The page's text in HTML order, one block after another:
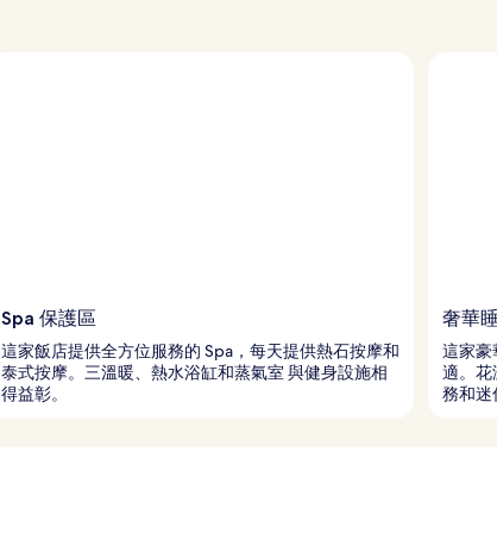
Spa 保護區
這家飯店提供全方位服務的 Spa，每天提供熱石按摩和
泰式按摩。三溫暖、熱水浴缸和蒸氣室 與健身設施相
得益彰。
奢華
這家豪
適。花
務和迷